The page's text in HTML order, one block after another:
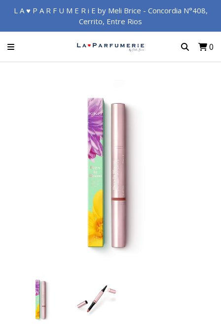
L A ♥ P A R F U M E R i E by Meli Brice - Concordia N°408,
Cerrito, Entre Rios
0